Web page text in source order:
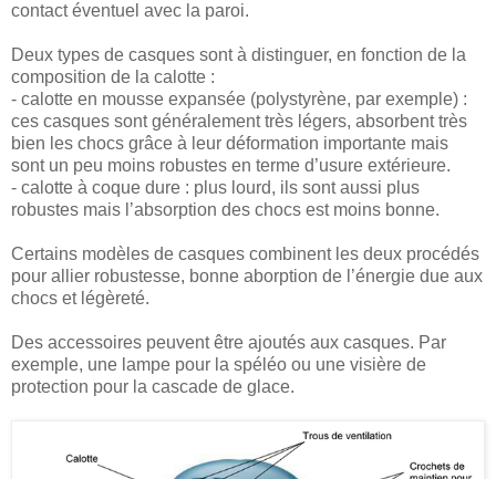
contact éventuel avec la paroi.
Deux types de casques sont à distinguer, en fonction de la
composition de la calotte :
- calotte en mousse expansée (polystyrène, par exemple) :
ces casques sont généralement très légers, absorbent très
bien les chocs grâce à leur déformation importante mais
sont un peu moins robustes en terme d’usure extérieure.
- calotte à coque dure : plus lourd, ils sont aussi plus
robustes mais l’absorption des chocs est moins bonne.
Certains modèles de casques combinent les deux procédés
pour allier robustesse, bonne aborption de l’énergie due aux
chocs et légèreté.
Des accessoires peuvent être ajoutés aux casques. Par
exemple, une lampe pour la spéléo ou une visière de
protection pour la cascade de glace.